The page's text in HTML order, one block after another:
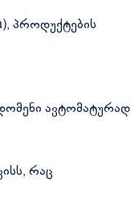
პროდუქტების
ავტომატურად
რაც